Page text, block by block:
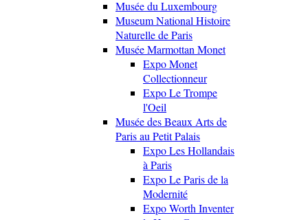
Musée du Luxembourg
Museum National Histoire
Naturelle de Paris
Musée Marmottan Monet
Expo Monet
Collectionneur
Expo Le Trompe
l'Oeil
Musée des Beaux Arts de
Paris au Petit Palais
Expo Les Hollandais
à Paris
Expo Le Paris de la
Modernité
Expo Worth Inventer